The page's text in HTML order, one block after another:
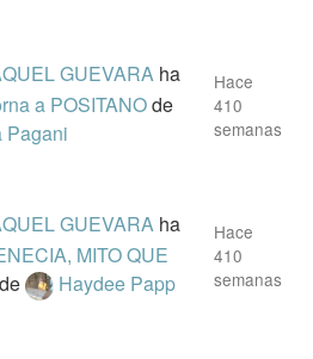
GUEVARA ha
a POSITANOde
Pagani
Hace
410
semanas
GUEVARA ha
MITO QUE
de Haydee Papp
Hace
410
semanas